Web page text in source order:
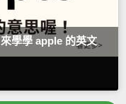
學學 apple 的英文